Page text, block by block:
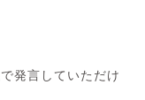
発言していただけ